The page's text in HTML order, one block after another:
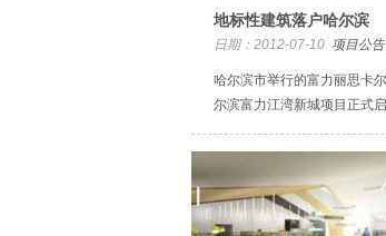
地标性建筑落户哈尔滨
日期：2012-07-10 项目公告
哈尔滨市举行的富力丽思卡
尔滨富力江湾新城项目正式启